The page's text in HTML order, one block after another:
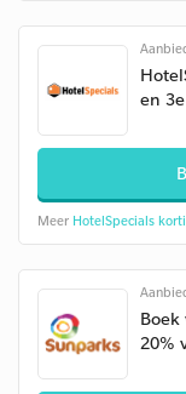
en
Meer HotelSpecials
20%